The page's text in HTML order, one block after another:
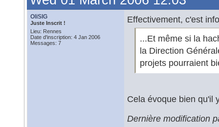
OliSIG
Juste Inscrit !
Lieu: Rennes
Date d'inscription: 4 Jan 2006
Messages: 7
Effectivement, c'est
...Et même si la
la Direction
projets pourraient
Cela évoque bien qu'il
Dernière modification